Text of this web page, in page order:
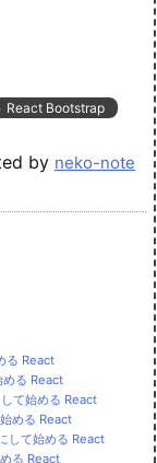
React Bootstrap
by neko-note
る React
る React
て始める React
める React
して始める React
る React